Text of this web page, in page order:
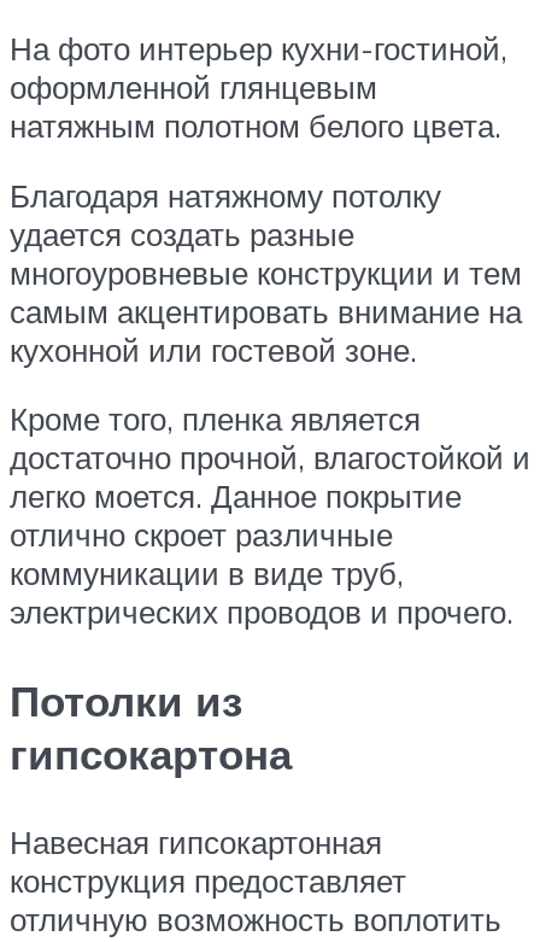
На фото интерьер кухни-гостиной,
оформленной глянцевым
натяжным полотном белого цвета.
Благодаря натяжному потолку
удается создать разные
многоуровневые конструкции и тем
самым акцентировать внимание на
кухонной или гостевой зоне.
Кроме того, пленка является
достаточно прочной, влагостойкой и
легко моется. Данное покрытие
отлично скроет различные
коммуникации в виде труб,
электрических проводов и прочего.
Потолки из
гипсокартона
Навесная гипсокартонная
конструкция предоставляет
отличную возможность воплотить